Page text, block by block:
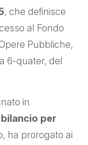
, che definisce
al Fondo
Pubbliche,
6-quater, del
in
per
ha prorogato ai